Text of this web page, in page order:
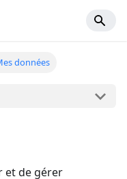
données
et de gérer